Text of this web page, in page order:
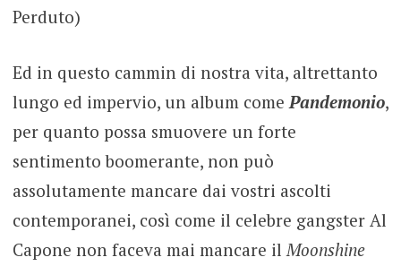
Perduto)
Ed in questo cammin di nostra vita, altrettanto
lungo ed impervio, un album come Pandemonio,
per quanto possa smuovere un forte
sentimento boomerante, non può
assolutamente mancare dai vostri ascolti
contemporanei, così come il celebre gangster Al
Capone non faceva mai mancare il Moonshine